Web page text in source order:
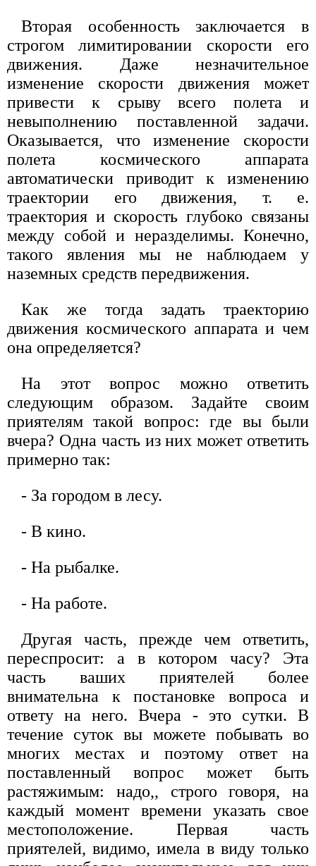
Вторая особенность заключается в
строгом лимитировании скорости его
движения. Даже незначительное
изменение скорости движения может
привести к срыву всего полета и
невыполнению поставленной задачи.
Оказывается, что изменение скорости
полета космического аппарата
автоматически приводит к изменению
траектории его движения, т. е.
траектория и скорость глубоко связаны
между собой и неразделимы. Конечно,
такого явления мы не наблюдаем у
наземных средств передвижения.
Как же тогда задать траекторию
движения космического аппарата и чем
она определяется?
Ha этот вопрос можно ответить
следующим образом. Задайте своим
приятелям такой вопрос: где вы были
вчера? Одна часть из них может ответить
примерно так:
- За городом в лесу.
- В кино.
- На рыбалке.
- На работе.
Другая часть, прежде чем ответить,
переспросит: а в котором часу? Эта
часть ваших приятелей более
внимательна к постановке вопроса и
ответу на него. Вчера - это сутки. В
течение суток вы можете побывать во
многих местах и поэтому ответ на
поставленный вопрос может быть
растяжимым: надо,, строго говоря, на
каждый момент времени указать свое
местоположение. Первая часть
приятелей, видимо, имела в виду только